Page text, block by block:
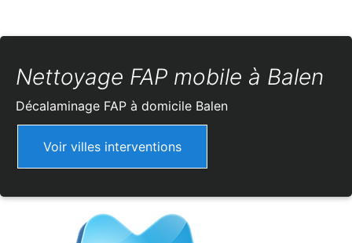
Nettoyage FAP mobile à Balen
Décalaminage FAP à domicile Balen
Voir villes interventions